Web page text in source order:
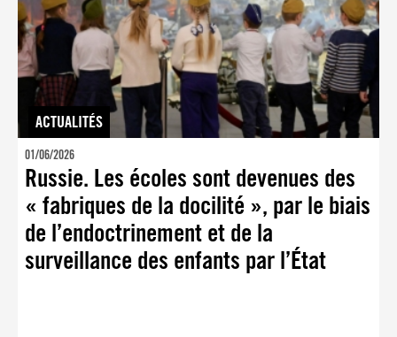
ACTUALITÉS
01/06/2026
Russie. Les écoles sont devenues des
« fabriques de la docilité », par le biais
de l’endoctrinement et de la
surveillance des enfants par l’État